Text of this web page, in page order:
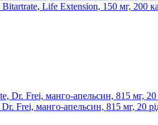
Life Extension, 150 мг, 200
Frei, манго-апельсин, 815 мг, 20